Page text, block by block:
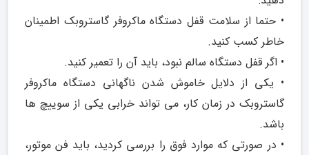
• حتما از سلامت قفل دستگاه ماکروفر گاستروبک اطمینان
خاطر کسب کنید.
• اگر قفل دستگاه سالم نبود، باید آن را تعمیر کنید.
• یکی از دلایل خاموش شدن ناگهانی دستگاه ماکروفر
گاستروبک در زمان کار، می تواند خرابی یکی از سوییچ ها
باشد.
• در صورتی که موارد فوق را بررسی کردید، باید فن موتور،